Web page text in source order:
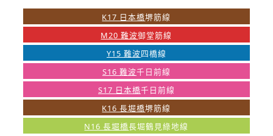
K17 日本橋堺筋線
M20 難波御堂筋線
Y15 難波四橋線
S16 難波千日前線
S17 日本橋千日前線
K16 長堀橋堺筋線
N16 長堀橋長堀鶴見綠地線